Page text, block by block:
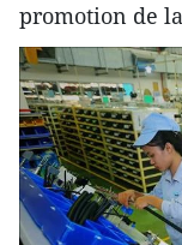
promotion de